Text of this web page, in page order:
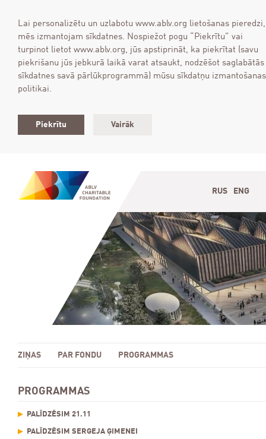
Lai personalizētu un uzlabotu www.ablv.org lietošanas pieredzi,
mēs izmantojam sīkdatnes. Nospiežot pogu “Piekrītu” vai
turpinot lietot www.ablv.org, jūs apstiprināt, ka piekrītat (savu
piekrišanu jūs jebkurā laikā varat atsaukt, nodzēšot saglabātās
sīkdatnes savā pārlūkprogrammā) mūsu sīkdatņu izmantošanas
politikai.
Piekrītu Vairāk
RUS ENG
ZIŅAS PAR FONDU PROGRAMMAS
PROGRAMMAS
PALĪDZĒSIM 21.11
PALĪDZĒSIM SERGEJA ĢIMENEI